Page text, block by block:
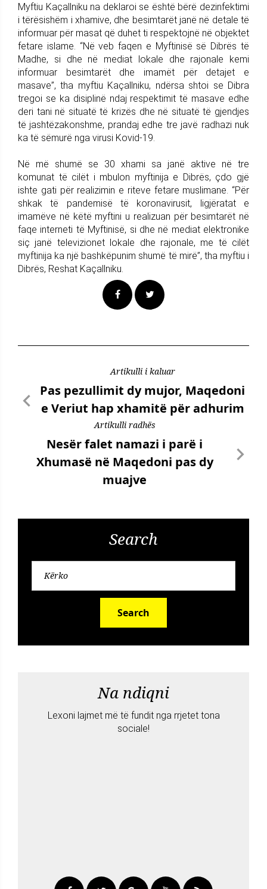
Myftiu Kaçallniku na deklaroi se është bërë dezinfektimi
i tërësishëm i xhamive, dhe besimtarët janë në detale të
informuar për masat që duhet ti respektojnë në objektet
fetare islame. “Në veb faqen e Myftinisë së Dibrës të
Madhe, si dhe në mediat lokale dhe rajonale kemi
informuar besimtarët dhe imamët për detajet e
masave”, tha myftiu Kaçallniku, ndërsa shtoi se Dibra
tregoi se ka disiplinë ndaj respektimit të masave edhe
deri tani në situatë të krizës dhe në situatë të gjendjes
të jashtëzakonshme, prandaj edhe tre javë radhazi nuk
ka të sëmurë nga virusi Kovid-19.
Në më shumë se 30 xhami sa janë aktive në tre
komunat të cilët i mbulon myftinija e Dibrës, çdo gjë
ishte gati për realizimin e riteve fetare muslimane. “Për
shkak të pandemisë të koronavirusit, ligjëratat e
imamëve në këtë myftini u realizuan për besimtarët në
faqe interneti të Myftinisë, si dhe në mediat elektronike
siç janë televizionet lokale dhe rajonale, me të cilët
myftinija ka një bashkëpunim shumë të mirë”, tha myftiu i
Dibrës, Reshat Kaçallniku.
Artikulli i kaluar
Pas pezullimit dy mujor, Maqedoni
e Veriut hap xhamitë për adhurim
Artikulli radhës
Nesër falet namazi i parë i
Xhumasë në Maqedoni pas dy
muajve
Search
Search
Na ndiqni
Lexoni lajmet më të fundit nga rrjetet tona
sociale!